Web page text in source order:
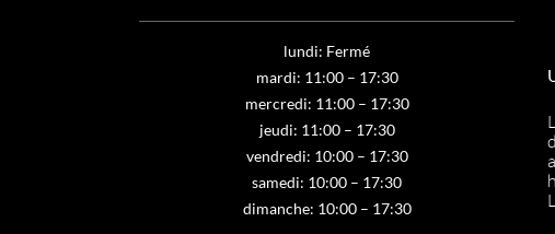
lundi: Fermé
mardi: 11:00 – 17:30
mercredi: 11:00 – 17:30
jeudi: 11:00 – 17:30
vendredi: 10:00 – 17:30
samedi: 10:00 – 17:30
dimanche: 10:00 – 17:30